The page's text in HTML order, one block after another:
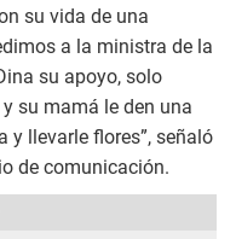
su vida de una
a la ministra de la
su apoyo, solo
su mamá le den una
y llevarle flores”, señaló
de comunicación.